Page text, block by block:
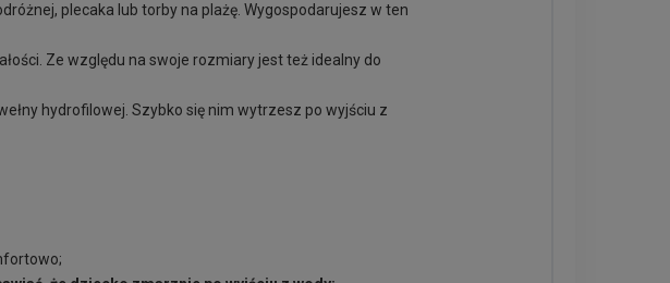
plecaka lub torby na plażę. Wygospodarujesz w ten
Ze względu na swoje rozmiary jest też idealny do
hydrofilowej. Szybko się nim wytrzesz po wyjściu z